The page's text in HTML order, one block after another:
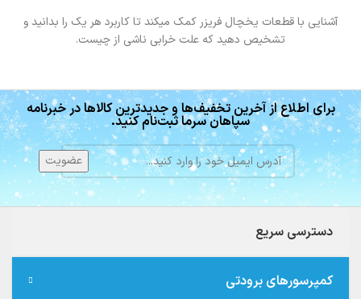
آشنایی با قطعات یخچال فریزر کمک میکند تا کاربرد هر یک را بدانید و
تشخیص دهید که علت خرابی ناشی از چیست.
برای اطلاع از آخرین تخفیف‌ها و جدیدترین کالاها در خبرنامه
سپاهان سرما ثبت‌نام کنید.
دسترسی سریع
کمپرسورهای برودتی